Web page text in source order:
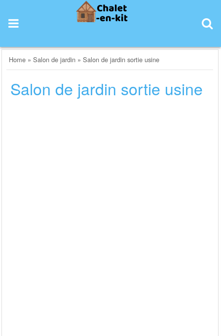
content
Home »Salon de jardin »Salon de jardin sortie usine
Salon de jardin sortie usine